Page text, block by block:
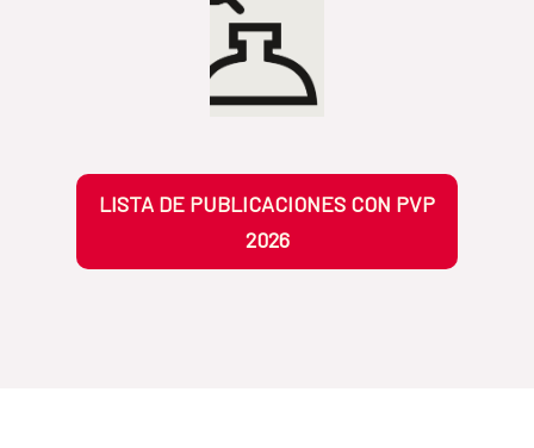
LISTA DE PUBLICACIONES CON PVP
2026